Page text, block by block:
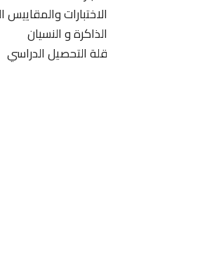
الاختبارات والمقاييس
الذاكرة و النسيان
قلة التحصيل الدراسي